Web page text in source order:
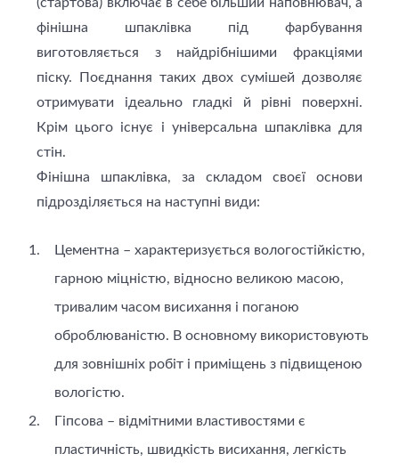
фінішна шпаклівка під фарбування
виготовляється з найдрібнішими фракціями
піску. Поєднання таких двох сумішей дозволяє
отримувати ідеально гладкі й рівні поверхні.
Крім цього існує і універсальна шпаклівка для
стін.
Фінішна шпаклівка, за складом своєї основи
підрозділяється на наступні види:
Цементна – характеризується вологостійкістю,
гарною міцністю, відносно великою масою,
тривалим часом висихання і поганою
оброблюваністю. В основному використовують
для зовнішніх робіт і приміщень з підвищеною
вологістю.
Гіпсова – відмітними властивостями є
пластичність, швидкість висихання, легкість